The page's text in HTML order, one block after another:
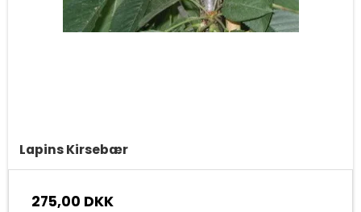
Lapins Kirsebær
275,00 DKK